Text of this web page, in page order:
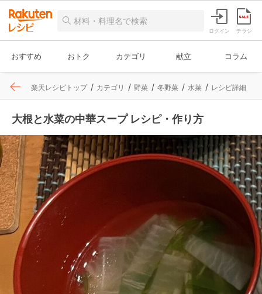
ログイン チラシ
おすすめ おトク カテゴリ 献立 コラム
楽天レシピトップ カテゴリ 野菜 冬野菜 水菜 レシピ詳細
大根と水菜の中華スープ レシピ・作り方